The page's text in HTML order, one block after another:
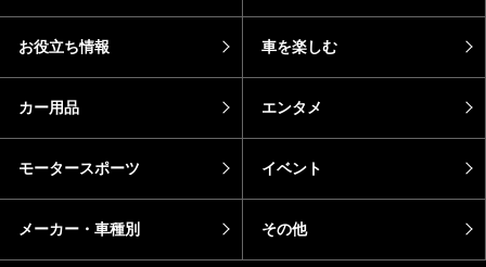
お役立ち情報 車を楽しむ
カー用品 エンタメ
モータースポーツ イベント
メーカー・車種別 その他